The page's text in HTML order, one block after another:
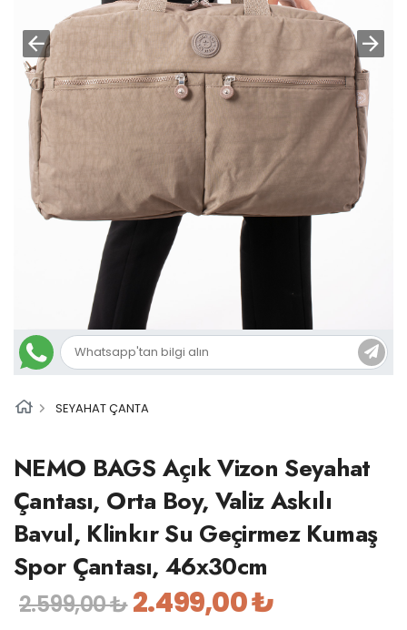
SEYAHAT ÇANTA
NEMO BAGS Açık Vizon Seyahat
Çantası, Orta Boy, Valiz Askılı
Bavul, Klinkır Su Geçirmez Kumaş
Spor Çantası, 46x30cm
2.599,00 ₺2.499,00 ₺